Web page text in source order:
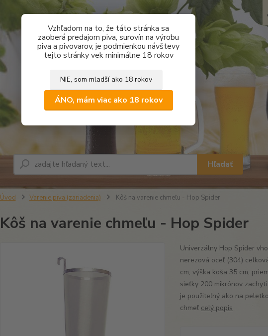
Vzhľadom na to, že táto stránka sa
zaoberá predajom piva, surovín na výrobu
piva a pivovarov, je podmienkou návštevy
tejto stránky vek minimálne 18 rokov
NIE, som mladší ako 18 rokov
ÁNO, mám viac ako 18 rokov
Hľadať
Úvod Varenie piva (zariadenia) Kôš na varenie chmeľu - Hop Spider
Kôš na varenie chmeľu - Hop Spider
Univerzálny Hop Spider
nerezová oceľ (304)
cm, výška koša 35 cm,
sieťky 200 mikrónov
je použiteľný ako na
chmeľ celý popis